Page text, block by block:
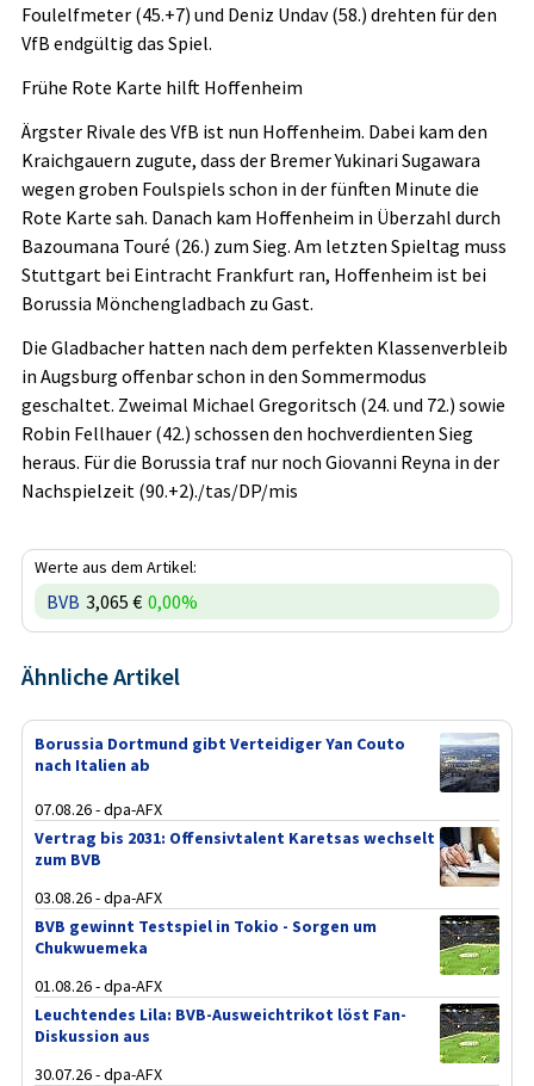
Foulelfmeter (45.+7) und Deniz Undav (58.) drehten für den
VfB endgültig das Spiel.
Frühe Rote Karte hilft Hoffenheim
Ärgster Rivale des VfB ist nun Hoffenheim. Dabei kam den
Kraichgauern zugute, dass der Bremer Yukinari Sugawara
wegen groben Foulspiels schon in der fünften Minute die
Rote Karte sah. Danach kam Hoffenheim in Überzahl durch
Bazoumana Touré (26.) zum Sieg. Am letzten Spieltag muss
Stuttgart bei Eintracht Frankfurt ran, Hoffenheim ist bei
Borussia Mönchengladbach zu Gast.
Die Gladbacher hatten nach dem perfekten Klassenverbleib
in Augsburg offenbar schon in den Sommermodus
geschaltet. Zweimal Michael Gregoritsch (24. und 72.) sowie
Robin Fellhauer (42.) schossen den hochverdienten Sieg
heraus. Für die Borussia traf nur noch Giovanni Reyna in der
Nachspielzeit (90.+2)./tas/DP/mis
Werte aus dem Artikel:
BVB 3,065 € 0,00%
Ähnliche Artikel
Borussia Dortmund gibt Verteidiger Yan Couto
nach Italien ab
07.08.26 - dpa-AFX
Vertrag bis 2031: Offensivtalent Karetsas wechselt
zum BVB
03.08.26 - dpa-AFX
BVB gewinnt Testspiel in Tokio - Sorgen um
Chukwuemeka
01.08.26 - dpa-AFX
Leuchtendes Lila: BVB-Ausweichtrikot löst Fan-
Diskussion aus
30.07.26 - dpa-AFX